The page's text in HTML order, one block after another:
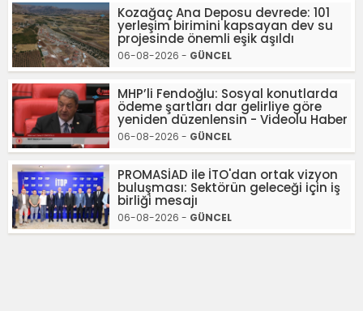
Kozağaç Ana Deposu devrede: 101
yerleşim birimini kapsayan dev su
projesinde önemli eşik aşıldı
06-08-2026 - GÜNCEL
MHP’li Fendoğlu: Sosyal konutlarda
ödeme şartları dar gelirliye göre
yeniden düzenlensin - Videolu Haber
06-08-2026 - GÜNCEL
PROMASİAD ile İTO'dan ortak vizyon
buluşması: Sektörün geleceği için iş
birliği mesajı
06-08-2026 - GÜNCEL